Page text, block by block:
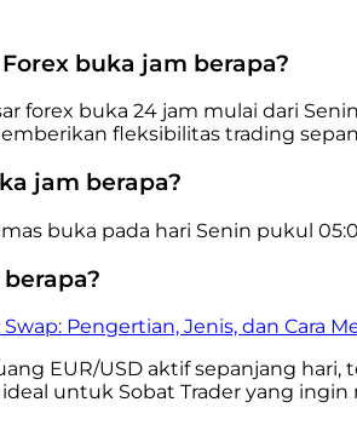
buka jam berapa?
forex buka 24 jam mulai dari
fleksibilitas trading
jam berapa?
buka pada hari Senin pukul
berapa?
Swap: Pengertian, Jenis, dan Cara
EUR/USD aktif sepanjang
untuk Sobat Trader yang